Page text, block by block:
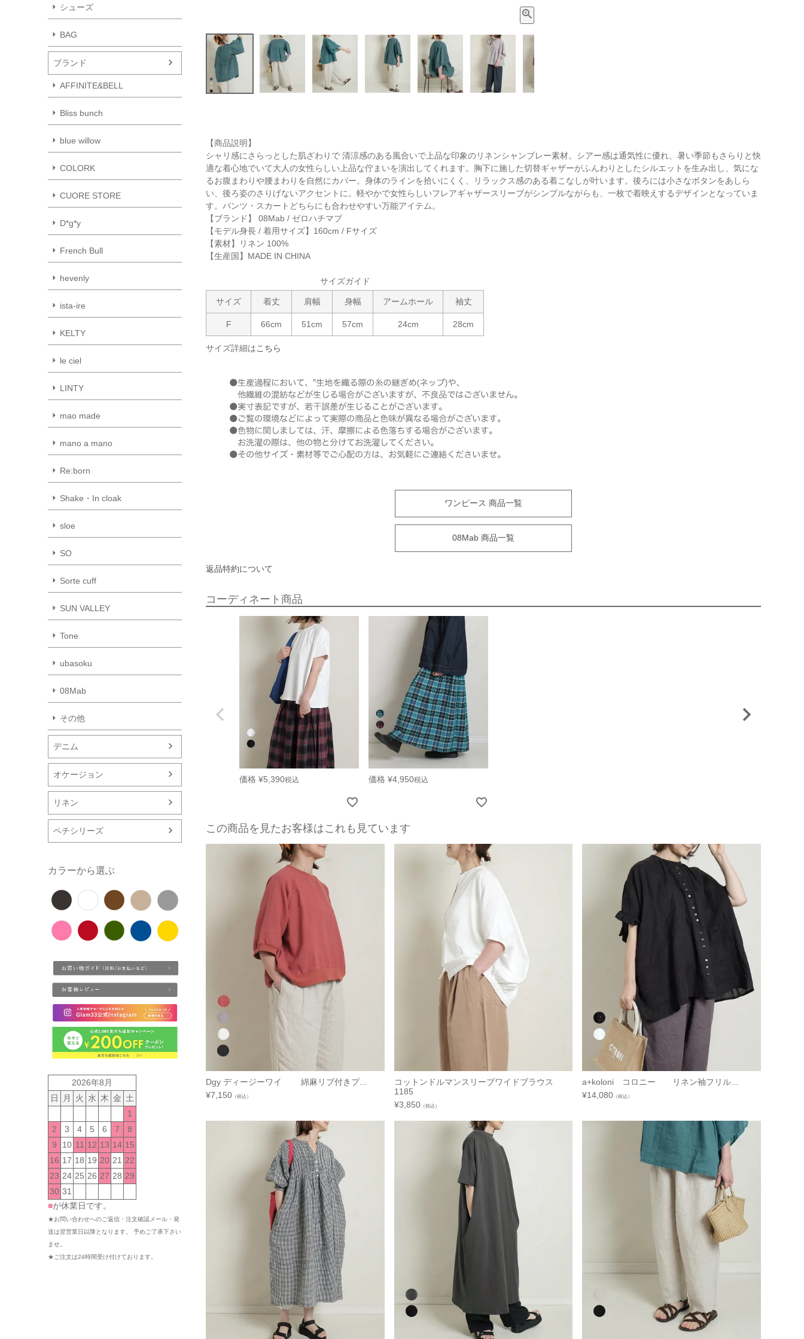
シューズ
BAG
ブランド
AFFINITE&BELL
Bliss bunch
blue willow
COLORK
CUORE STORE
D*g*y
French Bull
hevenly
ista-ire
KELTY
le ciel
LINTY
mao made
mano a mano
Re:born
Shake・In cloak
sloe
SO
Sorte cuff
SUN VALLEY
Tone
ubasoku
08Mab
その他
デニム
オケージョン
リネン
ペチシリーズ
カラーから選ぶ
2026年8月
日
月 火 水 木 金 土
1
2
3 4 5 6 7
8
9
10 11 12 13 14 15
16 17 18 19 20 21 22
23 24 25 26 27 28 29
30 31
■が休業日です。
★お問い合わせへのご返信・注文確認メール・発
送は翌営業日以降となります。 予めご了承下さい
ませ。
★ご注文は24時間受け付けております。
【商品説明】
シャリ感にさらっとした肌ざわりで 清涼感のある風合いで上品な印象のリネンシャンブレー素材。シアー感は通気性に優れ、暑い季節もさらりと快
適な着心地でいて大人の女性らしい上品な佇まいを演出してくれます。胸下に施した切替ギャザーがふんわりとしたシルエットを生み出し、気にな
るお腹まわりや腰まわりを自然にカバー。身体のラインを拾いにくく、リラックス感のある着こなしが叶います。後ろには小さなボタンをあしら
い、後ろ姿のさりげないアクセントに。軽やかで女性らしいフレアギャザースリーブがシンプルながらも、一枚で着映えするデザインとなっていま
す。パンツ・スカートどちらにも合わせやすい万能アイテム。
【ブランド】 08Mab / ゼロハチマブ
【モデル身長 / 着用サイズ】160cm / Fサイズ
【素材】リネン 100%
【生産国】MADE IN CHINA
サイズガイド
サイズ 着丈 肩幅 身幅 アームホール 袖丈
F 66cm 51cm 57cm 24cm 28cm
サイズ詳細はこちら
ワンピース 商品一覧
08Mab 商品一覧
返品特約について
コーディネート商品
価格 ¥5,390税込 価格 ¥4,950税込
この商品を見たお客様はこれも見ています
Dgy ディージーワイ 綿麻リブ付きプ...
¥7,150 （税込）
コットンドルマンスリーブワイドブラウス
1185
¥3,850（税込）
a+koloni コロニー リネン袖フリル...
¥14,080 （税込）